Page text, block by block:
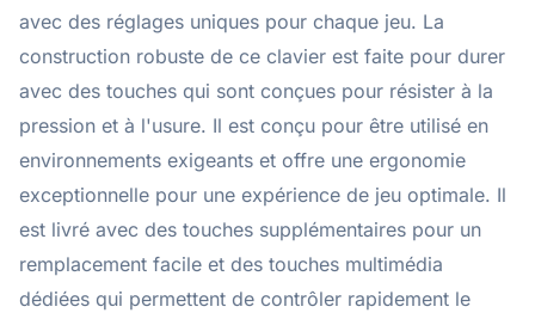
avec des réglages uniques pour chaque jeu. La
construction robuste de ce clavier est faite pour durer
avec des touches qui sont conçues pour résister à la
pression et à l'usure. Il est conçu pour être utilisé en
environnements exigeants et offre une ergonomie
exceptionnelle pour une expérience de jeu optimale. Il
est livré avec des touches supplémentaires pour un
remplacement facile et des touches multimédia
dédiées qui permettent de contrôler rapidement le